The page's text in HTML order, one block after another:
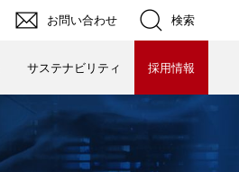
お問い合わせ 検索
サステナビリティ 採用情報